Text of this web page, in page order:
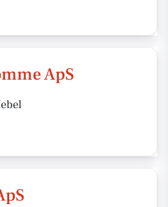
ApS